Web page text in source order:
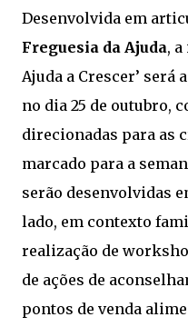
Desenvolvida em
Freguesia da Ajuda,
Ajuda a Crescer’ será
no dia 25 de outubro,
direcionadas para as
marcado para a
serão desenvolvidas
lado, em contexto
realização de
de ações de
pontos de venda